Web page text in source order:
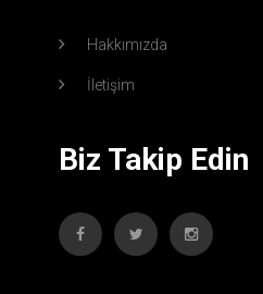
Hakkımızda
İletişim
Biz Takip Edin